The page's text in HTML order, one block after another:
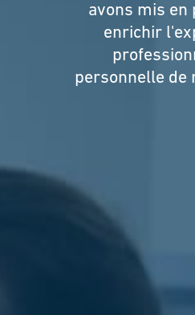
Recevez des alertes
ou des résultats que vous
aurons un nouvel emploi
avons mis en
enrichir
personnelle de